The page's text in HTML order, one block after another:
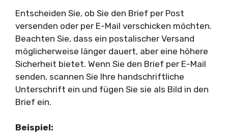
Entscheiden Sie, ob Sie den Brief per Post
versenden oder per E-Mail verschicken möchten.
Beachten Sie, dass ein postalischer Versand
möglicherweise länger dauert, aber eine höhere
Sicherheit bietet. Wenn Sie den Brief per E-Mail
senden, scannen Sie Ihre handschriftliche
Unterschrift ein und fügen Sie sie als Bild in den
Brief ein.
Beispiel: